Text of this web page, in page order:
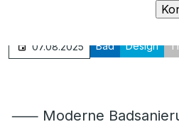
07.08.2025 Bad Design
⸺ Moderne